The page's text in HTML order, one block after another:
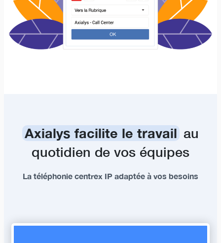
Axialys facilite le travailau
quotidien de vos équipes
La téléphonie centrex IP adaptée à vos besoins